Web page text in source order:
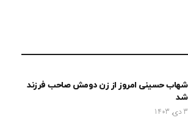
شهاب حسینی امروز از زن دومش صاحب فرزند
شد
3 دی, 1403